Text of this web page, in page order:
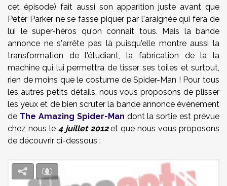
cet épisode) fait aussi son apparition juste avant que
Peter Parker ne se fasse piquer par l'araignée qui fera de
lui le super-héros qu'on connait tous. Mais la bande
annonce ne s'arrête pas là puisqu'elle montre aussi la
transformation de l'étudiant, la fabrication de la la
machine qui lui permettra de tisser ses toiles et surtout,
rien de moins que le costume de Spider-Man ! Pour tous
les autres petits détails, nous vous proposons de plisser
les yeux et de bien scruter la bande annonce évènement
de The Amazing Spider-Man dont la sortie est prévue
chez nous le 4 juillet 2012et que nous vous proposons
de découvrir ci-dessous :